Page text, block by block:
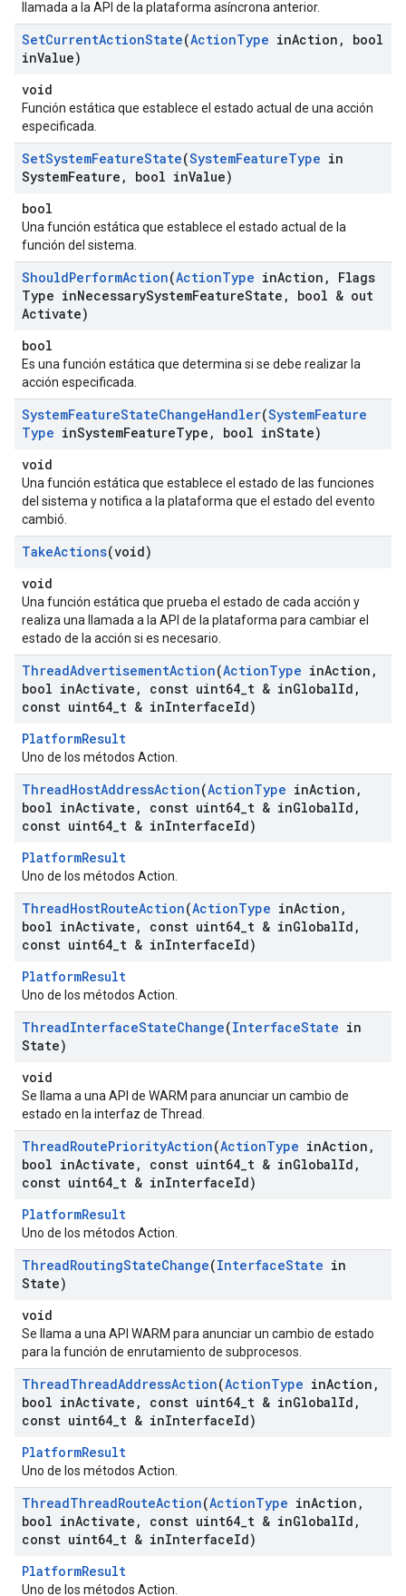
llamada a la API de la plataforma asíncrona anterior.
SetCurrentActionState(ActionType inAction ,
bool
inValue)
void
Función estática que establece el estado actual de una acción
especificada.
SetSystemFeatureState(SystemFeatureType in
SystemFeature , bool inValue)
bool
Una función estática que establece el estado actual de la
función del sistema.
ShouldPerformAction(ActionType inAction ,
Flags
Type inNecessarySystemFeatureState ,
bool & out
Activate)
bool
Es una función estática que determina si se debe realizar la
acción especificada.
SystemFeatureStateChangeHandler(SystemFeature
Type inSystemFeatureType , bool inState)
void
Una función estática que establece el estado de las funciones
del sistema y notifica a la plataforma que el estado del evento
cambió.
TakeActions(void)
void
Una función estática que prueba el estado de cada acción y
realiza una llamada a la API de la plataforma para cambiar el
estado de la acción si es necesario.
ThreadAdvertisementAction(ActionType inAction ,
bool inActivate , const uint64 t & inGlobalId ,
const uint64 t & inInterfaceId)
PlatformResult
Uno de los métodos Action.
ThreadHostAddressAction(ActionType inAction ,
bool inActivate , const uint64 t & inGlobalId ,
const uint64 t & inInterfaceId)
PlatformResult
Uno de los métodos Action.
ThreadHostRouteAction(ActionType inAction ,
bool inActivate , const uint64 t & inGlobalId ,
const uint64 t & inInterfaceId)
PlatformResult
Uno de los métodos Action.
ThreadInterfaceStateChange(InterfaceState in
State)
void
Se llama a una API de WARM para anunciar un cambio de
estado en la interfaz de Thread.
ThreadRoutePriorityAction(ActionType inAction ,
bool inActivate , const uint64 t & inGlobalId ,
const uint64 t & inInterfaceId)
PlatformResult
Uno de los métodos Action.
ThreadRoutingStateChange(InterfaceState in
State)
void
Se llama a una API WARM para anunciar un cambio de estado
para la función de enrutamiento de subprocesos.
ThreadThreadAddressAction(ActionType inAction ,
bool inActivate , const uint64 t & inGlobalId ,
const uint64 t & inInterfaceId)
PlatformResult
Uno de los métodos Action.
ThreadThreadRouteAction(ActionType inAction ,
bool inActivate , const uint64 t & inGlobalId ,
const uint64 t & inInterfaceId)
PlatformResult
Uno de los métodos Action.